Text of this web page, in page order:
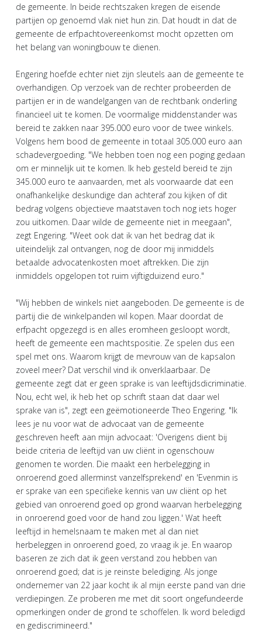
de gemeente. In beide rechtszaken kregen de eisende
partijen op genoemd vlak niet hun zin. Dat houdt in dat de
gemeente de erfpachtovereenkomst mocht opzetten om
het belang van woningbouw te dienen.
Engering hoefde echter niet zijn sleutels aan de gemeente te
overhandigen. Op verzoek van de rechter probeerden de
partijen er in de wandelgangen van de rechtbank onderling
financieel uit te komen. De voormalige middenstander was
bereid te zakken naar 395.000 euro voor de twee winkels.
Volgens hem bood de gemeente in totaal 305.000 euro aan
schadevergoeding. "We hebben toen nog een poging gedaan
om er minnelijk uit te komen. Ik heb gesteld bereid te zijn
345.000 euro te aanvaarden, met als voorwaarde dat een
onafhankelijke deskundige dan achteraf zou kijken of dit
bedrag volgens objectieve maatstaven toch nog iets hoger
zou uitkomen. Daar wilde de gemeente niet in meegaan",
zegt Engering. "Weet ook dat ik van het bedrag dat ik
uiteindelijk zal ontvangen, nog de door mij inmiddels
betaalde advocatenkosten moet aftrekken. Die zijn
inmiddels opgelopen tot ruim vijftigduizend euro."
"Wij hebben de winkels niet aangeboden. De gemeente is de
partij die de winkelpanden wil kopen. Maar doordat de
erfpacht opgezegd is en alles eromheen gesloopt wordt,
heeft de gemeente een machtspositie. Ze spelen dus een
spel met ons. Waarom krijgt de mevrouw van de kapsalon
zoveel meer? Dat verschil vind ik onverklaarbaar. De
gemeente zegt dat er geen sprake is van leeftijdsdicriminatie.
Nou, echt wel, ik heb het op schrift staan dat daar wel
sprake van is", zegt een geëmotioneerde Theo Engering. "Ik
lees je nu voor wat de advocaat van de gemeente
geschreven heeft aan mijn advocaat: 'Overigens dient bij
beide criteria de leeftijd van uw cliënt in ogenschouw
genomen te worden. Die maakt een herbelegging in
onroerend goed allerminst vanzelfsprekend' en 'Evenmin is
er sprake van een specifieke kennis van uw cliënt op het
gebied van onroerend goed op grond waarvan herbelegging
in onroerend goed voor de hand zou liggen.' Wat heeft
leeftijd in hemelsnaam te maken met al dan niet
herbeleggen in onroerend goed, zo vraag ik je. En waarop
baseren ze zich dat ik geen verstand zou hebben van
onroerend goed; dat is je reinste belediging. Als jonge
ondernemer van 22 jaar kocht ik al mijn eerste pand van drie
verdiepingen. Ze proberen me met dit soort ongefundeerde
opmerkingen onder de grond te schoffelen. Ik word beledigd
en gediscrimineerd."